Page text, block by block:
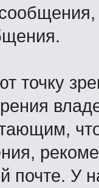
точку
почте. У